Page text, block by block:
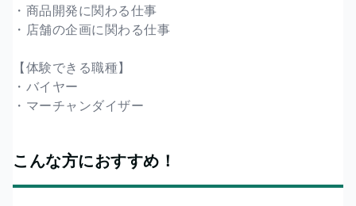
・商品開発に関わる仕事
・店舗の企画に関わる仕事
【体験できる職種】
・バイヤー
・マーチャンダイザー
こんな方におすすめ！